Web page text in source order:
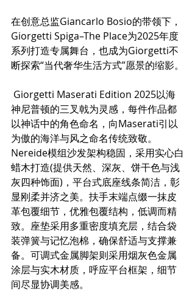
在创意总监Giancarlo Bosio的带领下，
Giorgetti Spiga–The Place为2025年度
系列打造专属舞台，也成为Giorgetti不
断探索“当代奢华生活方式”愿景的缩影。
Giorgetti Maserati Edition 2025以海
神尼普顿的三叉戟为灵感，每件作品都
以神话中的角色命名，向Maserati引以
为傲的海洋与风之命名传统致敬。
Nereide模组沙发架构稳固，采用实心白
蜡木打造(提供天然、深灰、饼干色与浅
灰四种饰面)，平台式底座线条简洁，彰
显刚柔并济之美。扶手末端点缀一抹皮
革包覆细节，优雅包覆结构，低调而精
致。座垫采用多重密度填充层，结合袋
装弹簧与记忆泡棉，确保舒适与支撑兼
备。可调式金属脚架则采用烟灰色金属
涂层与实木材质，呼应平台框架，细节
间尽显协调美感。